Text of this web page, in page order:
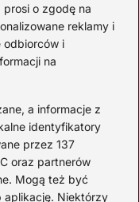
o zgodę na
reklamy i
odbiorców i
na
a informacje z
identyfikatory
przez 137
oraz partnerów
Mogą też być
Niektórzy